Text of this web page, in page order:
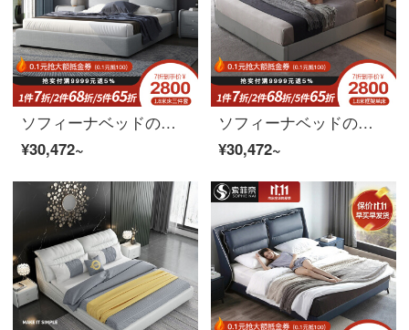
ソフィーナベッドの布芸ベッド1.5メートル北欧の布芸ベッドのダブルベッド1.8メートルの主な寝台は現代の小型住宅型の主な寝台の結婚ベッドのサポートベッド+マットレス*1+マット1800*2000
¥30,472~
ソフィーナベッドの真皮ベッド北欧の軽奢ベッドの物置きベッドの牛皮のシンプルな現代の主なベッドのダブルベッドのシングルベッド（フレーム）1800*2000
¥30,472~